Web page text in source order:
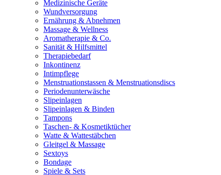
Medizinische Geräte
Wundversorgung
Ernährung & Abnehmen
Massage & Wellness
Aromatherapie & Co.
Sanität & Hilfsmittel
Therapiebedarf
Inkontinenz
Intimpflege
Menstruationstassen & Menstruationsdiscs
Periodenunterwäsche
Slipeinlagen
Slipeinlagen & Binden
Tampons
Taschen- & Kosmetiktücher
Watte & Wattestäbchen
Gleitgel & Massage
Sextoys
Bondage
Spiele & Sets